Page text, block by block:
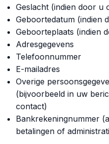
Geslacht (indien door u
Geboortedatum (indien
Geboorteplaats (indien
Adresgegevens
Telefoonnummer
E-mailadres
Overige
(bijvoorbeeld in uw
contact)
Bankrekeningnummer
betalingen of